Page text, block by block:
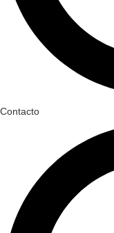
Contacto